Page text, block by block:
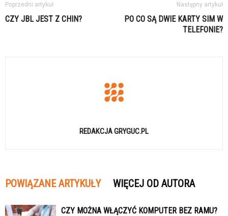
Poprzedni artykuł
CZY JBL JEST Z CHIN?
Następny artykuł
PO CO SĄ DWIE KARTY SIM W
TELEFONIE?
REDAKCJA GRYGUC.PL
POWIĄZANE ARTYKUŁY WIĘCEJ OD AUTORA
CZY MOŻNA WŁĄCZYĆ KOMPUTER BEZ RAMU?